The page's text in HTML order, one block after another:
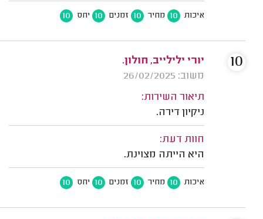
איכות 10 מחיר 10 זמנים 10 יחס 10
יורי ילילייב, חולון.
משוב: 26/02/2025
תיאור השירות:
ניקיון דירה.
חוות דעת:
היא הייתה מצוינת.
איכות 10 מחיר 10 זמנים 10 יחס 10
10